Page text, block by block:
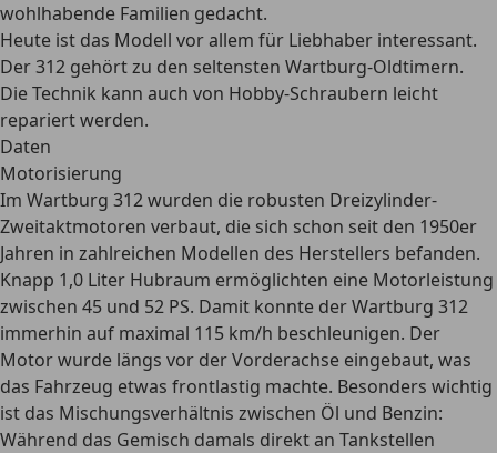
wohlhabende Familien gedacht.
Heute ist das Modell vor allem für Liebhaber interessant.
Der 312 gehört zu den seltensten Wartburg-Oldtimern.
Die Technik kann auch von Hobby-Schraubern leicht
repariert werden.
Daten
Motorisierung
Im Wartburg 312 wurden die robusten Dreizylinder-
Zweitaktmotoren verbaut, die sich schon seit den 1950er
Jahren in zahlreichen Modellen des Herstellers befanden.
Knapp 1,0 Liter Hubraum ermöglichten eine Motorleistung
zwischen 45 und 52 PS. Damit konnte der Wartburg 312
immerhin auf maximal 115 km/h beschleunigen. Der
Motor wurde längs vor der Vorderachse eingebaut, was
das Fahrzeug etwas frontlastig machte. Besonders wichtig
ist das Mischungsverhältnis zwischen Öl und Benzin:
Während das Gemisch damals direkt an Tankstellen